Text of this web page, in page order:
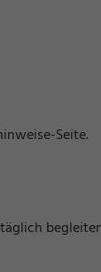
Seite.